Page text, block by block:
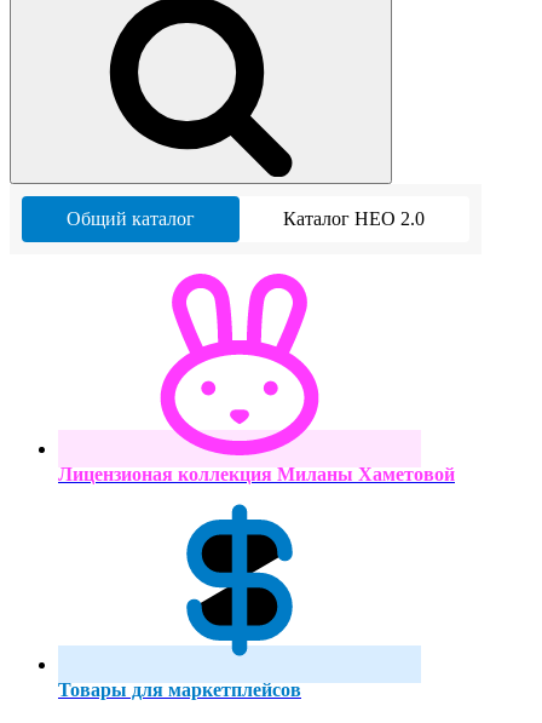
Общий каталог Каталог НЕО 2.0
Лицензионая коллекция Миланы Хаметовой
Товары для маркетплейсов